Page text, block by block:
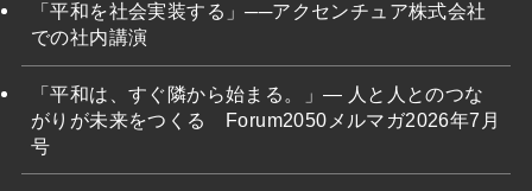
「平和を社会実装する」──アクセンチュア株式会社
での社内講演
「平和は、すぐ隣から始まる。」― 人と人とのつな
がりが未来をつくる Forum2050メルマガ2026年7月
号